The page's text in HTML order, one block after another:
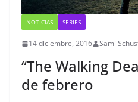
NOTICIAS SERIES
14 diciembre, 2016 Sami
“The Walking
de febrero